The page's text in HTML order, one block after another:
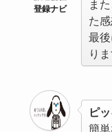
登録ナビ
ま
た
最
り
ピ
簡